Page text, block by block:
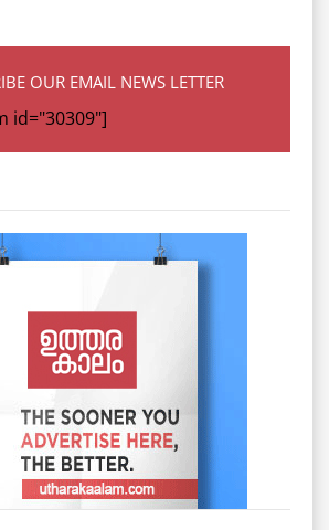
OUR EMAIL NEWS LETTER
id="30309"]